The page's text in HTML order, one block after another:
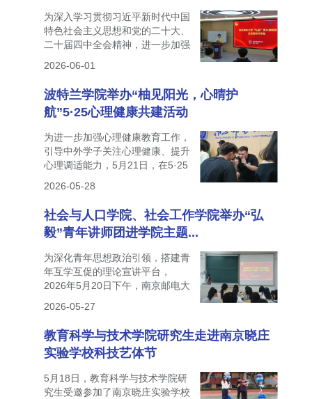
为深入学习贯彻习近平新时代中国
特色社会主义思想和党的二十大、
二十届四中全会精神，进一步加强
2026-06-01
波特兰学院举办“柚见阳光，心晴护
航”5·25心理健康共建活动
为进一步加强心理健康教育工作，
引导中外学子关注心理健康、提升
心理调适能力，5月21日，在5·25
2026-05-28
社会与人口学院、社会工作学院举办“弘
毅”青年讲师团进学院主题...
为深化青年思想政治引领，搭建青
年互学互促的理论宣讲平台，
2026年5月20日下午，南京邮电大
2026-05-27
教育科学与技术学院研究生走进南京晓庄
实验学校科技艺体节
5月18日，教育科学与技术学院研
究生受邀参加了南京晓庄实验学校